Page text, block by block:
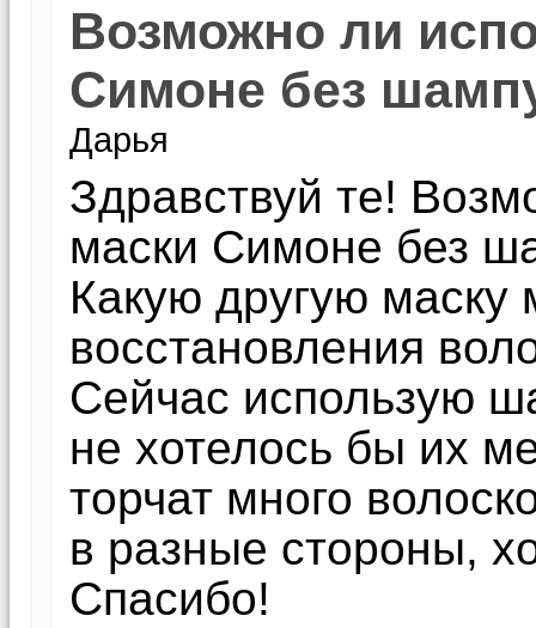
Возможно ли
Симоне без
Дарья
Здравствуй те!
маски Симоне без
Какую другую маску
восстановления
Сейчас использую
не хотелось бы их
торчат много
в разные стороны,
Спасибо!